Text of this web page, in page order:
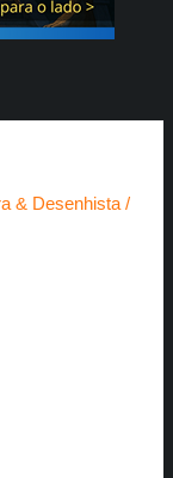
& Desenhista/